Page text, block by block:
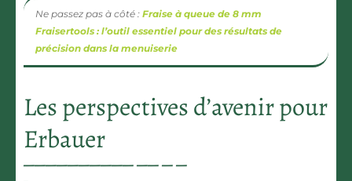
Ne passez pas à côté : Fraise à queue de 8 mm
Fraisertools : l’outil essentiel pour des résultats de
précision dans la menuiserie
Les perspectives d’avenir pour
Erbauer